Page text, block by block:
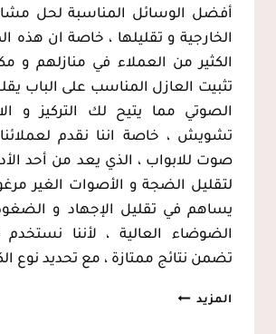
أفضل الوسائل المناسبة لحل
الخارجية و تقليلها ، خاصة ان هذه
الكثير من العملاء في منازلهم و
تثبيت العازل المناسب على الباب
الصوتي مما يتيح لك التركيز و
تشويش ، خاصة اننا نقدم لعملائنا
صوت للابواب ، الذي يعد من أحد
لتقليل الضجة و الأصوات الغير
يساهم في تقليل الإجهاد و
الضوضاء العالية ، لأننا
تضمن نتائج ممتازة ، مع تحديد نوع
المزيدتركيب